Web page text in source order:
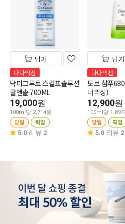
담기
다다익선
닥터그루트 스칼프솔루션
쿨멘솔 700ML
19,000원
100ml당 2,714원
당일 픽업
5.0 리뷰 2
담기
다다익선
도브 샴푸
너리싱)
12,900원
100ml당 1,897
당일 픽업
5.0 리뷰 2